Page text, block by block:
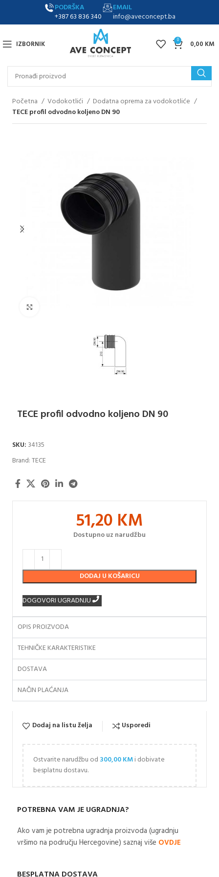
PODRŠKA
+387 63 836 340
EMAIL
info@aveconcept.ba
IZBORNIK 0 0,00 KM
Početna Vodokotlići
Dodatna oprema za vodokotliće
TECE profil odvodno koljeno DN 90
TECE profil odvodno koljeno DN 90
SKU: 34135
Brand:TECE
51,20 KM
Dostupno uz narudžbu
DODAJ U KOŠARICU
DOGOVORI UGRADNJU
OPIS PROIZVODA
TEHNIČKE KARAKTERISTIKE
DOSTAVA
NAČIN PLAĆANJA
Dodaj na listu želja Usporedi
Ostvarite narudžbu od 300,00KMi dobivate
besplatnu dostavu.
POTREBNA VAM JE UGRADNJA?
Ako vam je potrebna ugradnja proizvoda (ugradnju
vršimo na području Hercegovine) saznaj više OVDJE
BESPLATNA DOSTAVA